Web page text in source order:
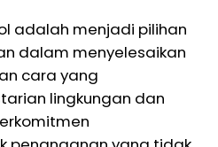
adalah menjadi pilihan
dalam menyelesaikan
cara yang
lingkungan dan